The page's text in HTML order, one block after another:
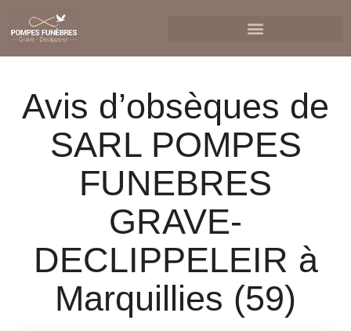
Avis d’obsèques de
SARL POMPES
FUNEBRES
GRAVE-
DECLIPPELEIR à
Marquillies (59)